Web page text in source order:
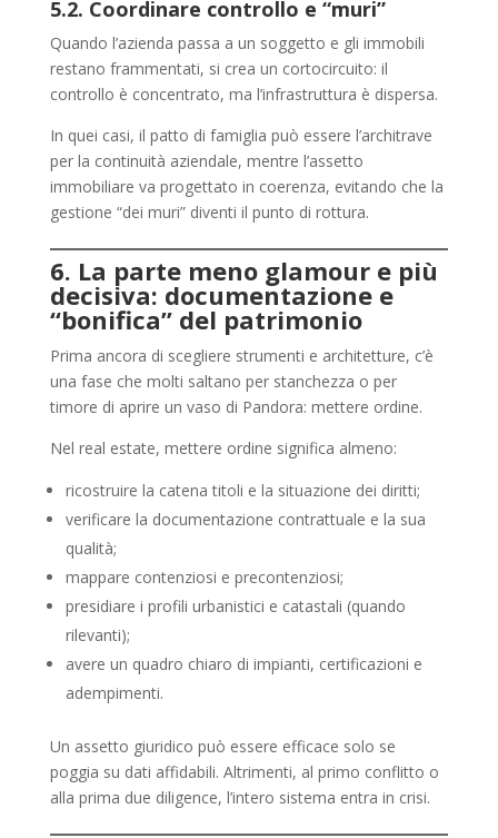
5.2. Coordinare controllo e “muri”
Quando l’azienda passa a un soggetto e gli immobili
restano frammentati, si crea un cortocircuito: il
controllo è concentrato, ma l’infrastruttura è dispersa.
In quei casi, il patto di famiglia può essere l’architrave
per la continuità aziendale, mentre l’assetto
immobiliare va progettato in coerenza, evitando che la
gestione “dei muri” diventi il punto di rottura.
6. La parte meno glamour e più
decisiva: documentazione e
“bonifica” del patrimonio
Prima ancora di scegliere strumenti e architetture, c’è
una fase che molti saltano per stanchezza o per
timore di aprire un vaso di Pandora: mettere ordine.
Nel real estate, mettere ordine significa almeno:
ricostruire la catena titoli e la situazione dei diritti;
verificare la documentazione contrattuale e la sua
qualità;
mappare contenziosi e precontenziosi;
presidiare i profili urbanistici e catastali (quando
rilevanti);
avere un quadro chiaro di impianti, certificazioni e
adempimenti.
Un assetto giuridico può essere efficace solo se
poggia su dati affidabili. Altrimenti, al primo conflitto o
alla prima due diligence, l’intero sistema entra in crisi.